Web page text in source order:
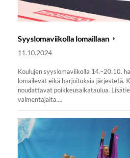
Syyslomaviikolla lomaillaan
11.10.2024
Koulujen syyslomaviikolla 14.–20.10.
lomailevat eikä harjoituksia järjestetä.
noudattavat poikkeusaikataulua.
valmentajalta.…